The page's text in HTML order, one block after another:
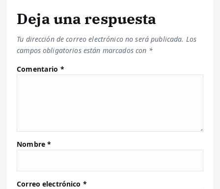
Deja una respuesta
Tu dirección de correo electrónico no será publicada. Los
campos obligatorios están marcados con *
Comentario *
Nombre*
Correo electrónico *